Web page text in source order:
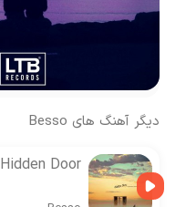
دیگر آهنگ های Besso
Hidden Door